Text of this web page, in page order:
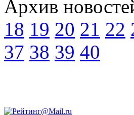
Архив
18 19 20 21 22
37 38 39 40